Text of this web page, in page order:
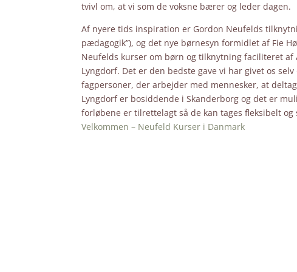
tvivl om, at vi som de voksne bærer og leder dagen.
Af nyere tids inspiration er Gordon Neufelds
pædagogik”), og det nye børnesyn formidlet af Fie
Neufelds kurser om børn og tilknytning faciliteret
Lyngdorf. Det er den bedste gave vi har givet os
fagpersoner, der arbejder med mennesker, at
Lyngdorf er bosiddende i Skanderborg og det er
forløbene er tilrettelagt så de kan tages fleksibelt
Velkommen – Neufeld Kurser i Danmark